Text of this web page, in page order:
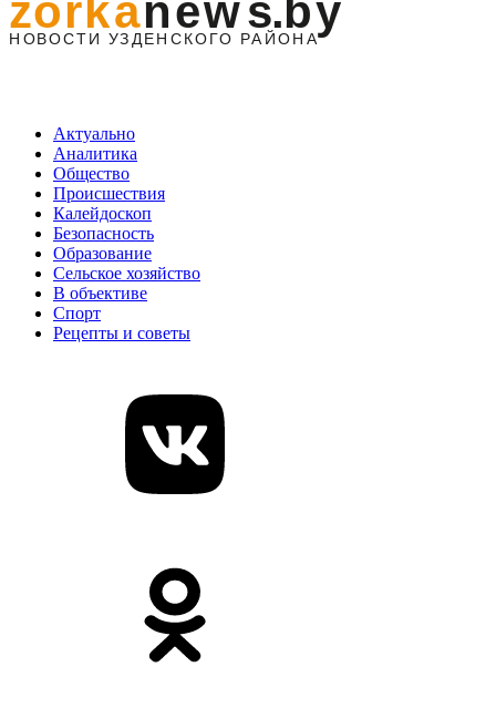
Актуально
Аналитика
Общество
Происшествия
Калейдоскоп
Безопасность
Образование
Сельское хозяйство
В объективе
Спорт
Рецепты и советы